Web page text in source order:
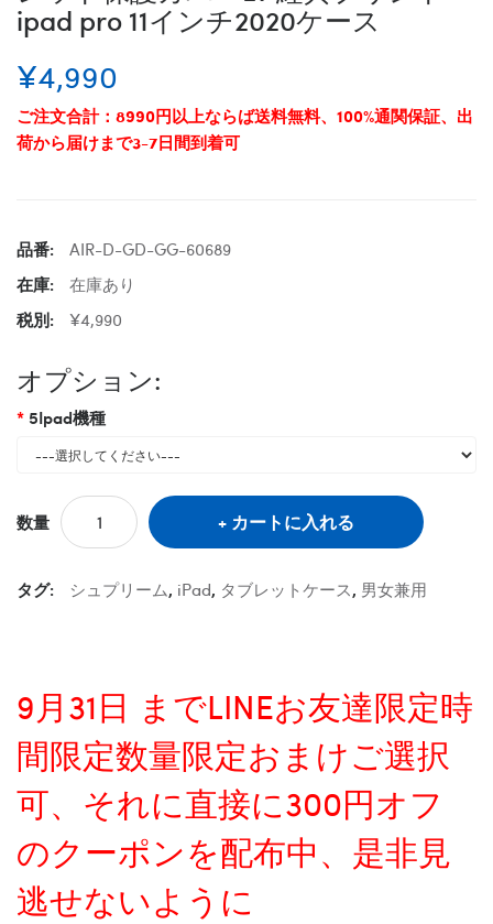
ipad pro 11インチ2020ケース
¥4,990
ご注文合計：8990円以上ならば送料無料、100%通関保証、出
荷から届けまで3-7日間到着可
品番:
AIR-D-GD-GG-60689
在庫:
在庫あり
税別:
¥4,990
オプション:
5Ipad機種
数量 カートに入れる
タグ: シュプリーム, iPad, タブレットケース, 男女兼用
9月31日 までLINEお友達限定時
間限定数量限定おまけご選択
可、それに直接に300円オフ
のクーポンを配布中、是非見
逃せないように